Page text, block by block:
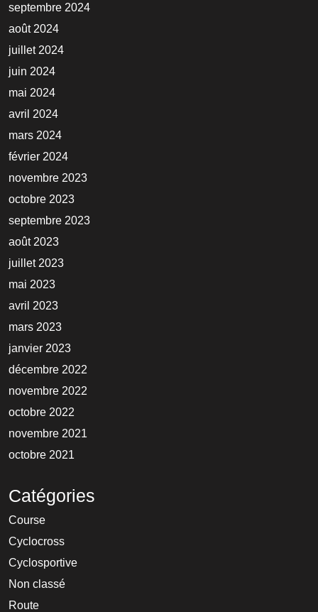
septembre 2024
août 2024
juillet 2024
juin 2024
mai 2024
avril 2024
mars 2024
février 2024
novembre 2023
octobre 2023
septembre 2023
août 2023
juillet 2023
mai 2023
avril 2023
mars 2023
janvier 2023
décembre 2022
novembre 2022
octobre 2022
novembre 2021
octobre 2021
Catégories
Course
Cyclocross
Cyclosportive
Non classé
Route